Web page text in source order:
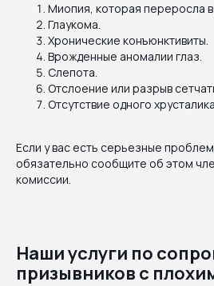
Миопия, которая переросла
Глаукома.
Хронические конъюнктивиты.
Врожденные аномалии глаз.
Слепота.
Отслоение или разрыв
Отсутствие одного
Если у вас есть серьезные
обязательно сообщите об этом
комиссии.
Наши услуги по
призывников с